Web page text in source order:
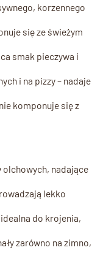
korzennego
się ze świeżym
smak pieczywa i
i na pizzy – nadaje
komponuje się z
olchowych, nadające
lekko
do krojenia,
zarówno na zimno,